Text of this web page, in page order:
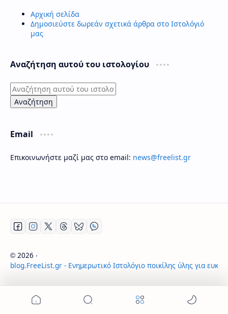
Αρχική σελίδα
Δημοσιεύστε δωρεάν σχετικά άρθρα στο Ιστολόγιό
μας
Αναζήτηση αυτού του ιστολογίου
Email
Επικοινωνήστε μαζί μας στο email: news@freelist.gr
© 2026 ‧
blog.FreeList.gr - Ενημερωτικό Ιστολόγιο ποικίλης ύλης για